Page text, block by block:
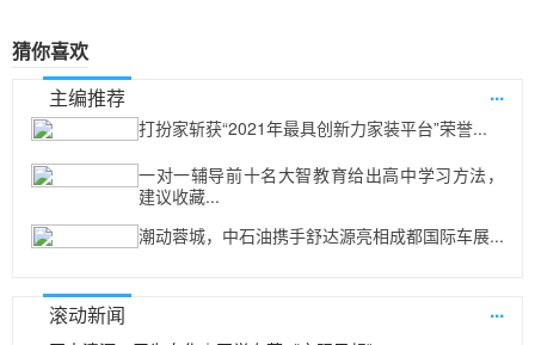
猜你喜欢
主编推荐
...
打扮家斩获“2021年最具创新力家装平台”荣誉...
一对一辅导前十名大智教育给出高中学习方法，
建议收藏...
潮动蓉城，中石油携手舒达源亮相成都国际车展...
滚动新闻 ...